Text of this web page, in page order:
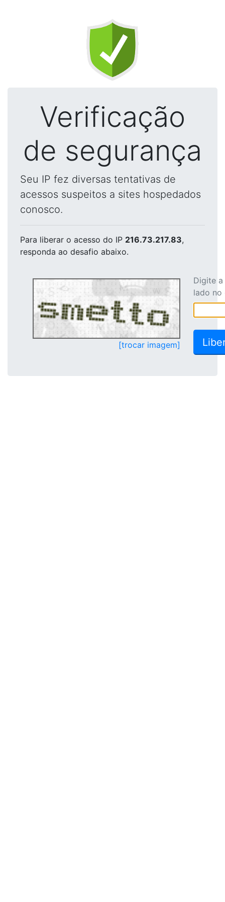
Verificação
de segurança
Seu IP fez diversas tentativas de
acessos suspeitos a sites hospedados
conosco.
Para liberar o acesso do IP 216.73.217.83,
responda ao desafio abaixo.
[trocar imagem]
Digite
lado no